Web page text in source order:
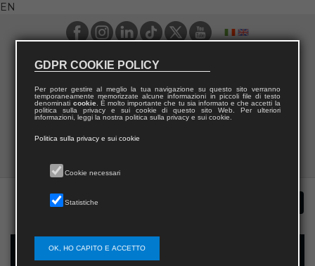
EN
Password recovery
GDPR COOKIE POLICY
Per poter gestire al meglio la tua navigazione su questo sito verranno
temporaneamente memorizzate alcune informazioni in piccoli file di testo
denominati cookie. È molto importante che tu sia informato e che accetti la
politica sulla privacy e sui cookie di questo sito Web. Per ulteriori
informazioni, leggi la nostra politica sulla privacy e sui cookie.
Politica sulla privacy e sui cookie
Cookie necessari
Statistiche
OK, HO CAPITO E ACCETTO